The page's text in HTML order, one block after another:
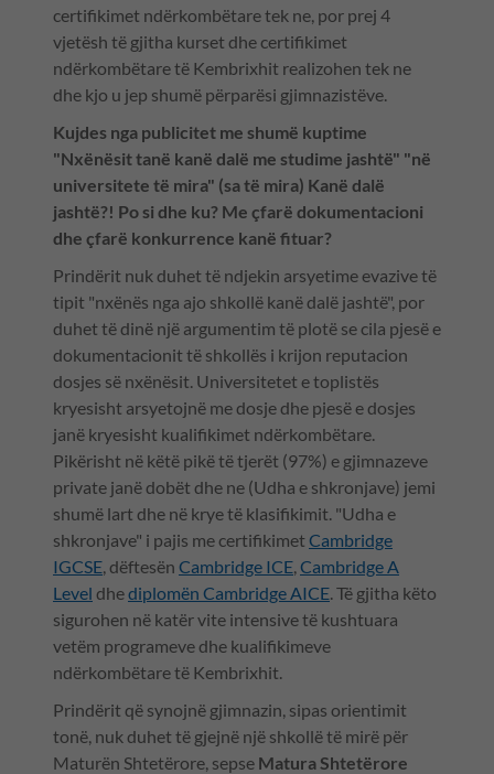
certifikimet ndërkombëtare tek ne, por prej 4
vjetësh të gjitha kurset dhe certifikimet
ndërkombëtare të Kembrixhit realizohen tek ne
dhe kjo u jep shumë përparësi gjimnazistëve.
Kujdes nga publicitet me shumë kuptime
"Nxënësit tanë kanë dalë me studime jashtë" "në
universitete të mira" (sa të mira) Kanë dalë
jashtë?! Po si dhe ku? Me çfarë dokumentacioni
dhe çfarë konkurrence kanë fituar?
Prindërit nuk duhet të ndjekin arsyetime evazive të
tipit "nxënës nga ajo shkollë kanë dalë jashtë", por
duhet të dinë një argumentim të plotë se cila pjesë e
dokumentacionit të shkollës i krijon reputacion
dosjes së nxënësit. Universitetet e toplistës
kryesisht arsyetojnë me dosje dhe pjesë e dosjes
janë kryesisht kualifikimet ndërkombëtare.
Pikërisht në këtë pikë të tjerët (97%) e gjimnazeve
private janë dobët dhe ne (Udha e shkronjave) jemi
shumë lart dhe në krye të klasifikimit. "Udha e
shkronjave" i pajis me certifikimetCambridge
IGCSE , dëftesën Cambridge ICE Cambridge A
Level dhediplomën Cambridge AICE . Të gjitha këto
sigurohen në katër vite intensive të kushtuara
vetëm programeve dhe kualifikimeve
ndërkombëtare të Kembrixhit.
Prindërit që synojnë gjimnazin, sipas orientimit
tonë, nuk duhet të gjejnë një shkollë të mirë për
Maturën Shtetërore, sepse Matura Shtetërore